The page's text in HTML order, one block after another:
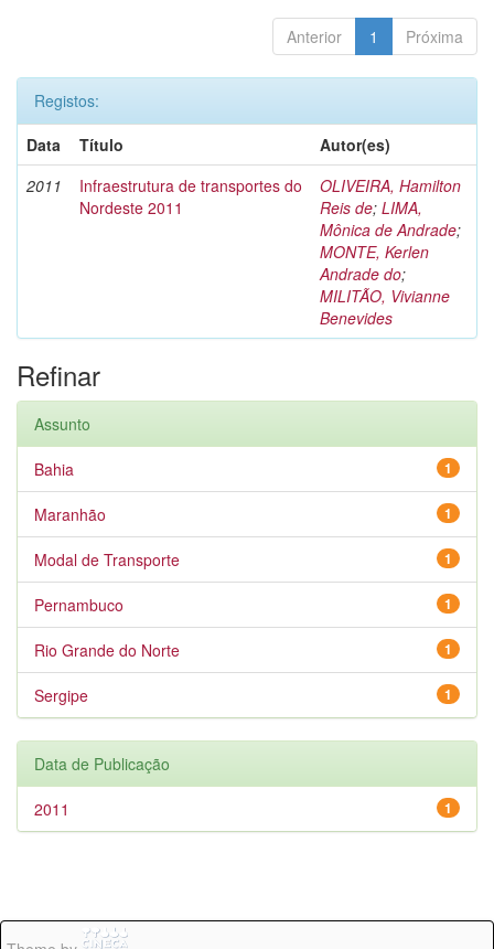
Anterior 1 Próxima
Registos:
Data
Título
Autor(es)
2011
Infraestrutura de transportes do
Nordeste 2011
OLIVEIRA, Hamilton
Reis de; LIMA,
Mônica de Andrade;
MONTE, Kerlen
Andrade do;
MILITÃO, Vivianne
Benevides
Refinar
Assunto
1
Bahia
1
Maranhão
1
Modal de Transporte
1
Pernambuco
1
Rio Grande do Norte
1
Sergipe
Data de Publicação
1
2011